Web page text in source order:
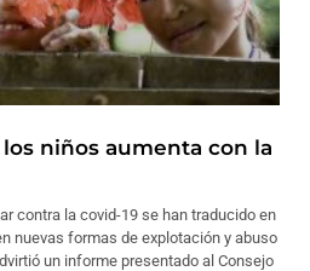
niños aumenta con la
contra la covid-19 se han traducido en
nuevas formas de explotación y abuso
un informe presentado al Consejo